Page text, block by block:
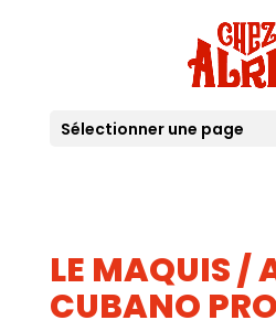
Sélectionner une page
LE MAQUIS /
CUBANO